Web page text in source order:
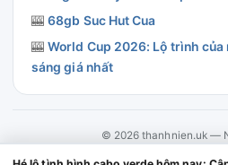
🎰68gb Suc Hut Cua
🎰World Cup 2026: Lộ trình
sáng giá nhất
© 2026 thanhnien.uk —
Contact·Chính Sách Giao Dịch Chính